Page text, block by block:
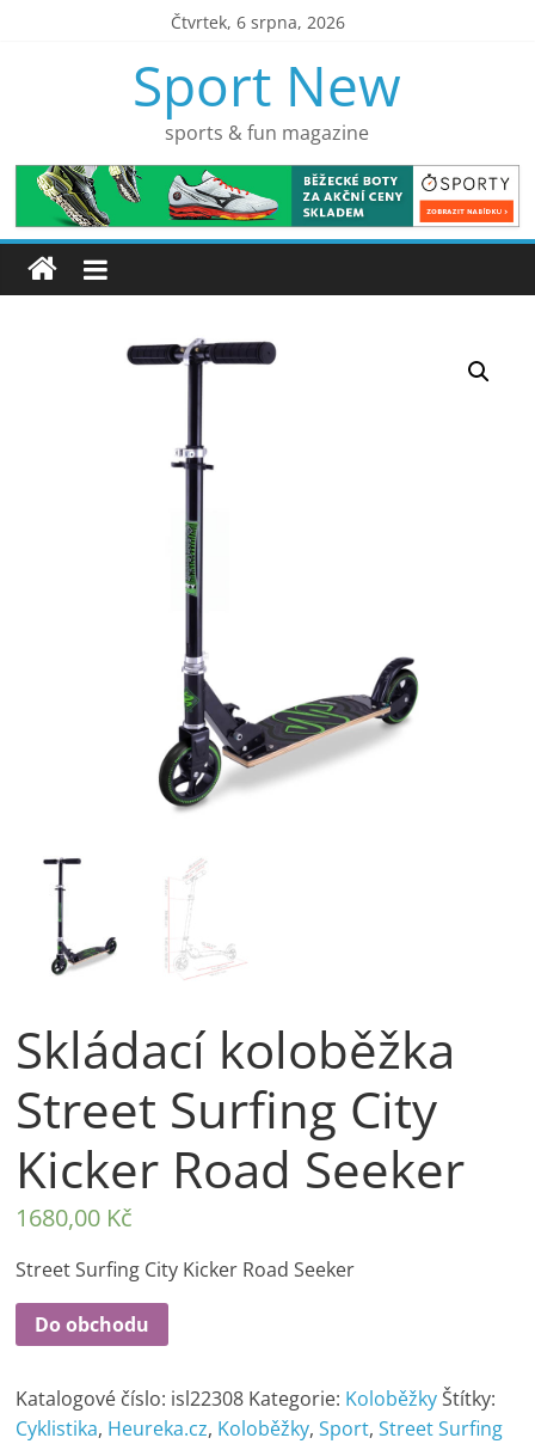
Čtvrtek, 6 srpna, 2026
Sport New
sports & fun magazine
Skládací koloběžka
Street Surfing City
Kicker Road Seeker
1680,00 Kč
Street Surfing City Kicker Road Seeker
Do obchodu
Katalogové číslo: isl22308 Kategorie: Koloběžky Štítky:
Cyklistika, Heureka.cz, Koloběžky,Sport,Street Surfing